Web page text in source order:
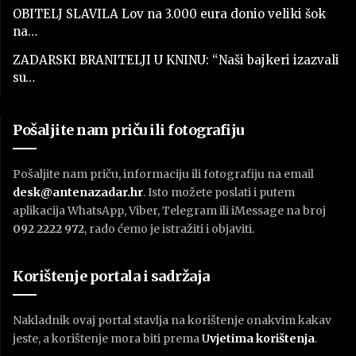
OBITELJ SLAVILA Lov na 3.000 eura donio veliki šok
na…
ZADARSKI BRANITELJI U KNINU: “Naši bajkeri izazvali
su…
Pošaljite nam priču ili fotografiju
Pošaljite nam priču, informaciju ili fotografiju na email
desk@antenazadar.hr. Isto možete poslati i putem
aplikacija WhatsApp, Viber, Telegram ili iMessage na broj
092 2222 972, rado ćemo je istražiti i objaviti.
Korištenje portala i sadržaja
Nakladnik ovaj portal stavlja na korištenje onakvim kakav
jeste, a korištenje mora biti premaUvjetima korištenja.